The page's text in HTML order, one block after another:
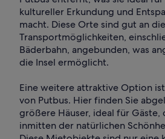
kultureller Erkundung und
macht. Diese Orte sind gut an
Transportmöglichkeiten,
Bäderbahn, angebunden, was
die Insel ermöglicht.
Eine weitere attraktive Option
von Putbus. Hier finden Sie
größere Häuser, ideal für Gäste,
inmitten der natürlichen